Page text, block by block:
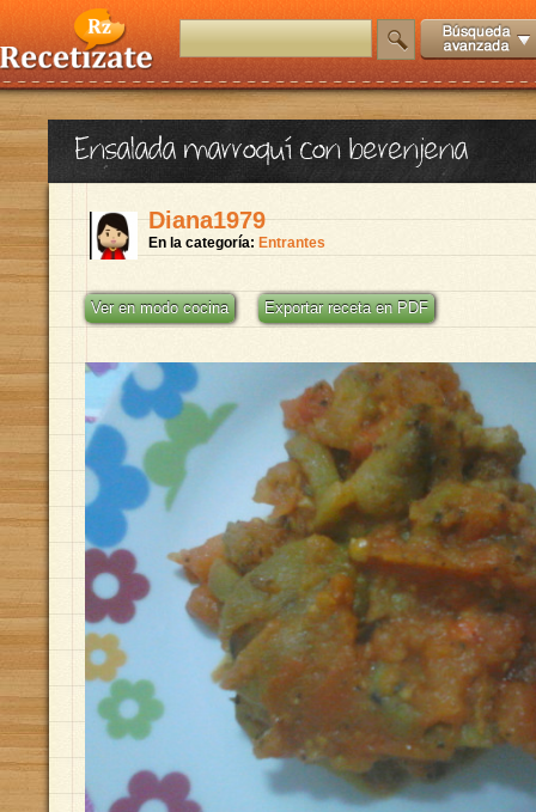
Ensalada marroquí con berenjena
Diana1979
En la categoría: Entrantes
Ver en modo cocina Exportar receta en PDF